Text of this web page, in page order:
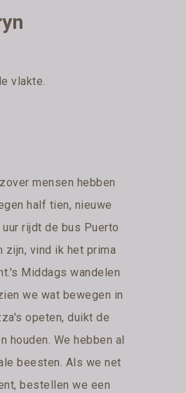
vlakte.
mensen hebben
half tien, nieuwe
rijdt de bus Puerto
zijn, vind ik het prima
Middags wandelen
we wat bewegen in
opeten, duikt de
houden. We hebben al
beesten. Als we net
bestellen we een